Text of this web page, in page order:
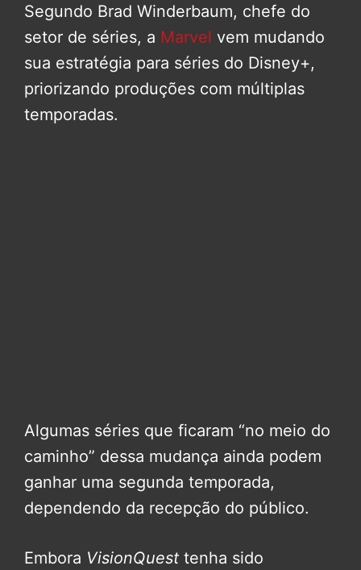
Segundo Brad Winderbaum, chefe do
setor de séries, a Marvel vem mudando
sua estratégia para séries do Disney+,
priorizando produções com múltiplas
temporadas.
Algumas séries que ficaram “no meio do
caminho” dessa mudança ainda podem
ganhar uma segunda temporada,
dependendo da recepção do público.
Embora VisionQuest tenha sido